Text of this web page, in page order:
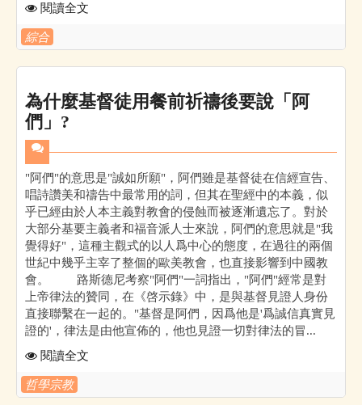
閱讀全文
綜合
為什麼基督徒用餐前祈禱後要說「阿
們」?
"阿們"的意思是"誠如所願"，阿們雖是基督徒在信經宣告、
唱詩讚美和禱告中最常用的詞，但其在聖經中的本義，似
乎已經由於人本主義對教會的侵蝕而被逐漸遺忘了。對於
大部分基要主義者和福音派人士來說，阿們的意思就是"我
覺得好"，這種主觀式的以人爲中心的態度，在過往的兩個
世紀中幾乎主宰了整個的歐美教會，也直接影響到中國教
會。 路斯德尼考察"阿們"一詞指出，"阿們"經常是對
上帝律法的贊同，在《啓示錄》中，是與基督見證人身份
直接聯繫在一起的。"基督是阿們，因爲他是'爲誠信真實見
證的'，律法是由他宣佈的，他也見證一切對律法的冒...
閱讀全文
哲學宗教